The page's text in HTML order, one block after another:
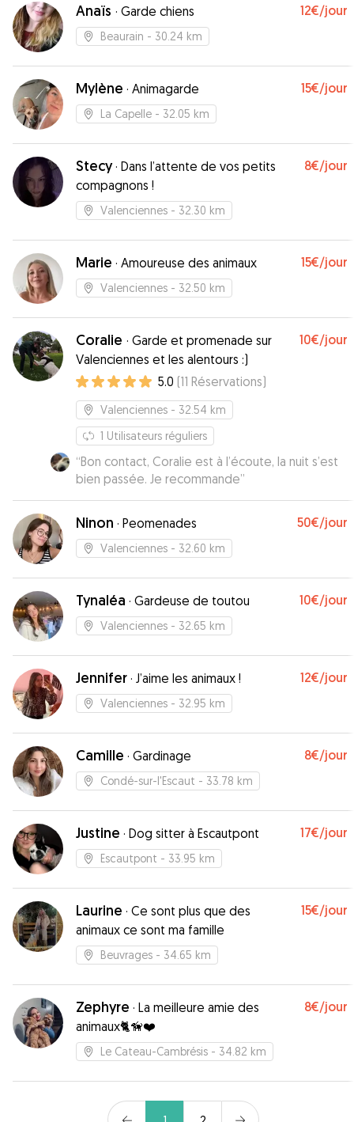
Anaïs · Garde chiens 12€/jour
Beaurain - 30.24 km
Mylène · Animagarde 15€/jour
La Capelle - 32.05 km
Stecy· Dans l’attente de vos petits
compagnons !
8€/jour
Valenciennes - 32.30 km
Marie · Amoureuse des animaux 15€/jour
Valenciennes - 32.50 km
Coralie · Garde et promenade sur
Valenciennes et les alentours :)
10€/jour
5.0 (11 Réservations)
Valenciennes - 32.54 km
1 Utilisateurs réguliers
“Bon contact, Coralie est à l’écoute, la nuit s’est
bien passée. Je recommande”
Ninon · Peomenades 50€/jour
Valenciennes - 32.60 km
Tynaléa · Gardeuse de toutou 10€/jour
Valenciennes - 32.65 km
Jennifer · J’aime les animaux ! 12€/jour
Valenciennes - 32.95 km
Camille · Gardinage 8€/jour
Condé-sur-l'Escaut - 33.78 km
Justine · Dog sitter à Escautpont 17€/jour
Escautpont - 33.95 km
Laurine · Ce sont plus que des
animaux ce sont ma famille
15€/jour
Beuvrages - 34.65 km
Zephyre · La meilleure amie des
animaux🐈🦮❤️
8€/jour
Le Cateau-Cambrésis - 34.82 km